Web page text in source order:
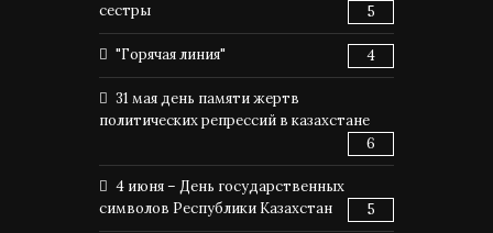
сестры
5
"Горячая линия" 4
31 мая день памяти жертв
политических репрессий в казахстане
6
4 июня – День государственных
символов Республики Казахстан
5